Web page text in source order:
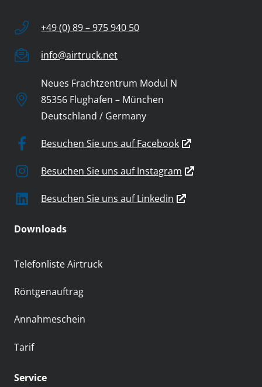
+49 (0) 89 – 975 940 50
info@airtruck.net
Neues Frachtzentrum Modul N
85356 Flughafen – München
Deutschland / Germany
Besuchen Sie uns auf Facebook
Besuchen Sie uns auf Instagram
Besuchen Sie uns auf Linkedin
Downloads
Telefonliste Airtruck
Röntgenauftrag
Annahmeschein
Tarif
Service